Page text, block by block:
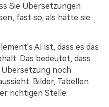
Sie Übersetzungen
fast so, als hätte sie
AI ist, dass es das
Das bedeutet, dass
Übersetzung noch
Bilder, Tabellen
richtigen Stelle.